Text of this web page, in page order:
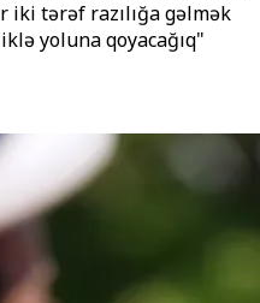
iki tərəf razılığa gəlmək
yoluna qoyacağıq"